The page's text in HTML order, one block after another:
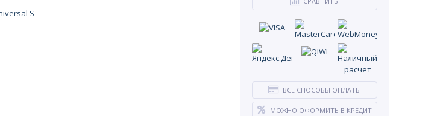
ВСЕ СПОСОБЫ ОПЛАТЫ
МОЖНО ОФОРМИТЬ В КРЕДИТ